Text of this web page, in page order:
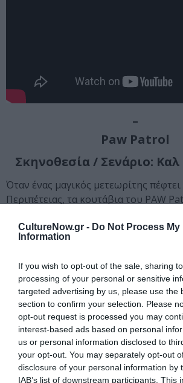
CultureNow.gr - Do Not Process My
Information
If you wish to opt-out of the sale, sharing
processing of your personal or sensitive
targeted advertising by us, please use the
section to confirm your selection. Please
opt-out request is processed you may
interest-based ads based on personal
us or personal information disclosed to
your opt-out. You may separately opt-out
disclosure of your personal information by
IAB’s list of downstream participants. This
–
Paw Patrol
Σκηνοθεσία / Σενάριο:
Όταν ένας μαγικός μετεωρίτης
Περιπέτειας, τα κουτάβια του PAW
υπερδυνάμεις, μεταμορφώνοντάς τα
Για τη Σκάι, το νεαρότερο μέλος της
δυνάμεις που αποκτά ήταν όνειρο
αντίπαλος των κουταβιών, ο
σκάει από τη φυλακή και
επιστήμονα για να κλέψει τις
δύο κακούς. Με τη μοίρα της Πόλης
κρέμεται από μια κλωστή, τα
σταματήσουν τους κακούς προτού να
και η Σκάι θα μάθει ότι ακόμα και το
μπορεί να κάνει τη μεγαλύτερη